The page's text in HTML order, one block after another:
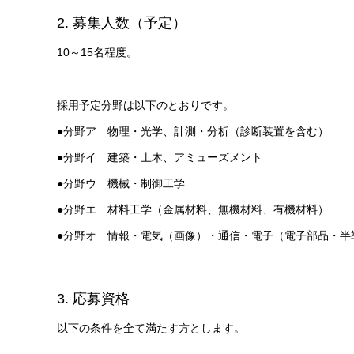
2. 募集人数（予定）
10～15名程度。
採用予定分野は以下のとおりです。
●分野ア 物理・光学、計測・分析（診断装置を含む）
●分野イ 建築・土木、アミューズメント
●分野ウ 機械・制御工学
●分野エ 材料工学（金属材料、無機材料、有機材料）
●分野オ 情報・電気（画像）・通信・電子（電子部品・半
3. 応募資格
以下の条件を全て満たす方とします。